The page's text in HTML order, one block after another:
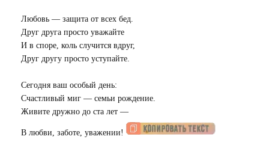
Любовь — защита от всех бед.
Друг друга просто уважайте
И в споре, коль случится вдруг,
Друг другу просто уступайте.
Сегодня ваш особый день:
Счастливый миг — семьи рождение.
Живите дружно до ста лет —
В любви, заботе, уважении!